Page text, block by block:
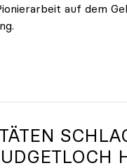
auf dem
Seidler gratuliert